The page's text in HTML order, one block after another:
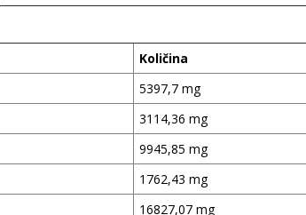
Količina
5397,7 mg
3114,36 mg
9945,85 mg
1762,43 mg
16827,07 mg